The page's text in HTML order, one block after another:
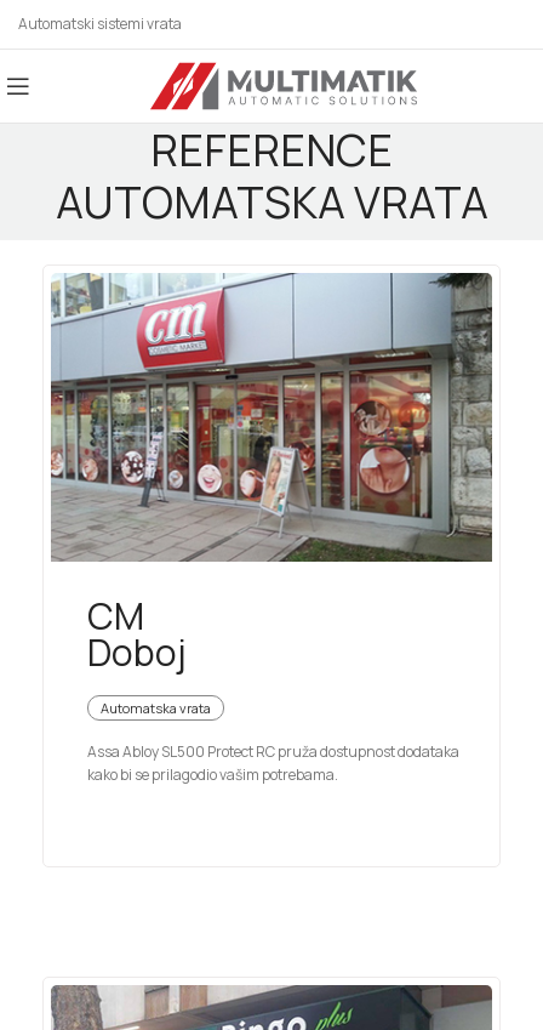
Automatski sistemi vrata
REFERENCE
AUTOMATSKA VRATA
CM
Doboj
Automatska vrata
Assa Abloy SL500 Protect RC pruža dostupnost dodataka
kako bi se prilagodio vašim potrebama.